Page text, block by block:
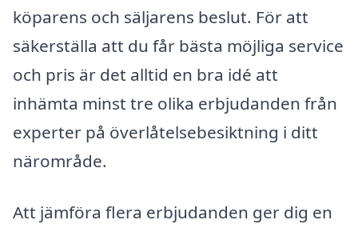
köparens och säljarens beslut. För att
säkerställa att du får bästa möjliga service
och pris är det alltid en bra idé att
inhämta minst tre olika erbjudanden från
experter på överlåtelsebesiktning i ditt
närområde.
Att jämföra flera erbjudanden ger dig en